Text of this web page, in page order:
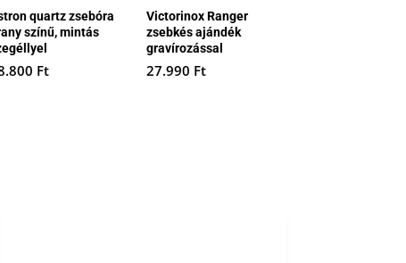
quartz zsebóra
színű, mintás
Ft
Victorinox Ranger
zsebkés ajándék
gravírozással
27.990 Ft